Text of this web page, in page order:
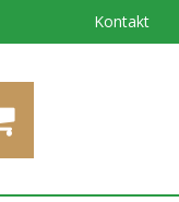
Kontakt